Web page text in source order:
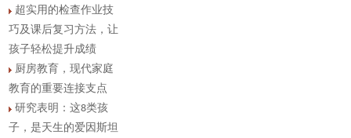
超实用的检查作业技
巧及课后复习方法，让
孩子轻松提升成绩
厨房教育，现代家庭
教育的重要连接支点
研究表明：这8类孩
子，是天生的爱因斯坦